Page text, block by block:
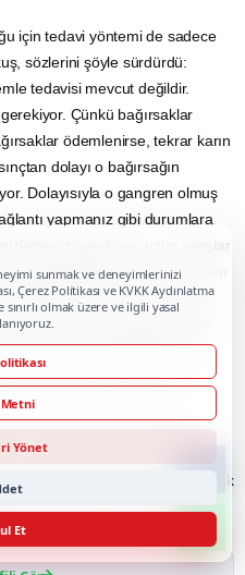
için tedavi yöntemi de sadece
sözlerini şöyle sürdürdü:
tedavisi mevcut değildir.
Çünkü bağırsaklar
ödemlenirse, tekrar karın
dolayı o bağırsağın
Dolayısıyla o gangren olmuş
yapmanız gibi durumlara
gerekiyor, uzun yatışlar
hale gelmeden, hastanın erken
fayda var. Fıtıklar yaşam
oluyor ve görüntü olarak
ve futbolcularda bu
(kapalı) yöntemle fıtık
esnasında dikiş
tedavi daha hızlı daha
etme ihtimali yamasız
iyileşme hızı arttığı için günlük
sunmak ve deneyimlerinizi
Çerez Politikası ve KVKK Aydınlatma
olmak üzere ve ilgili yasal
Metni
Yönet
Et